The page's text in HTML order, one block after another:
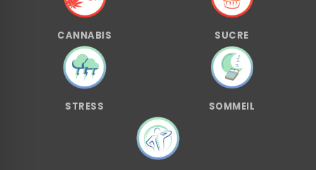
CANNABIS SUCRE
STRESS SOMMEIL